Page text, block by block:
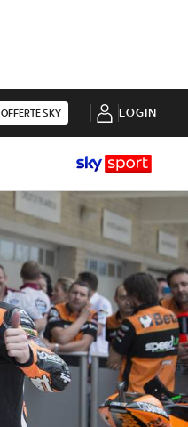
OFFERTE SKY LOGIN